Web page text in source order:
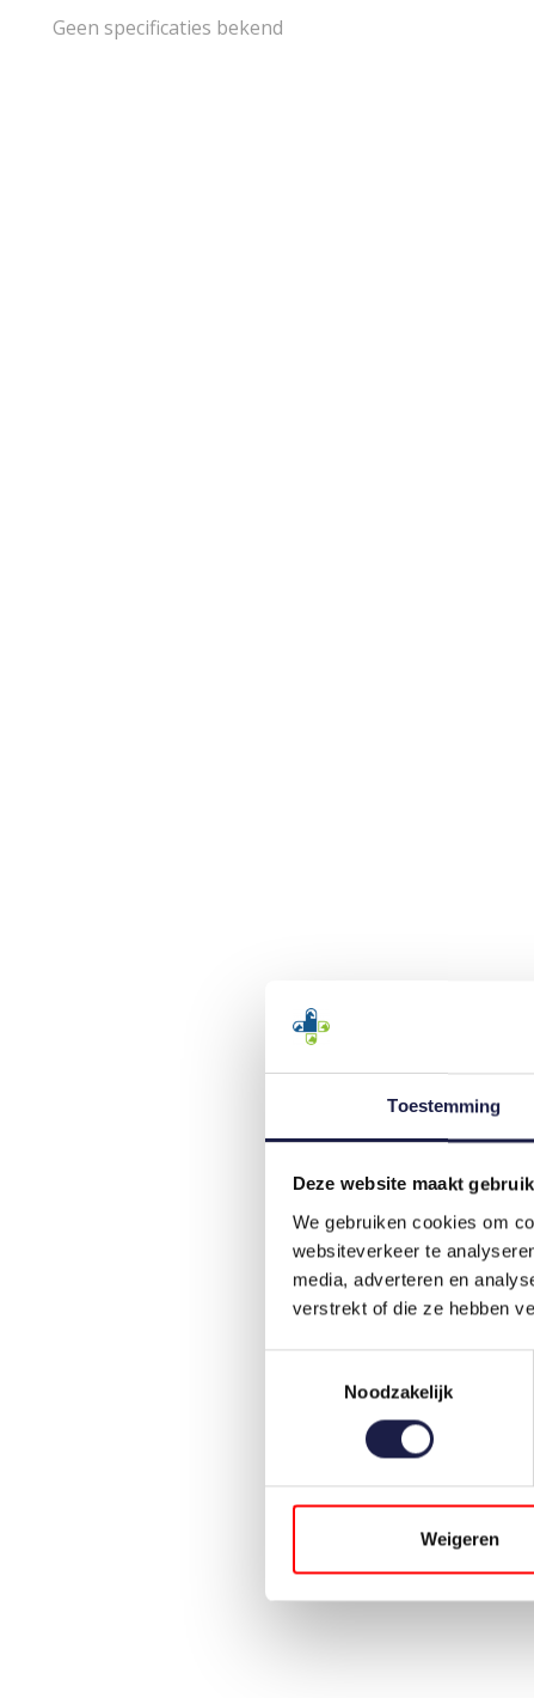
Toestemming
Deze website maakt
We gebruiken cookies om
websiteverkeer te
media, adverteren en
verstrekt of die ze hebben
Noodzakelijk
Weigeren
Geen specificaties bekend